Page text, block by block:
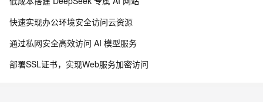
快速实现办公环境安全访问云资源
通过私网安全高效访问 AI 模型服务
部署SSL证书，实现Web服务加密访问